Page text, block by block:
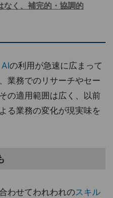
なく、補完的・協調的
AIの利用が急速に広まって
業務でのリサーチやセー
の適用範囲は広く、以前
る業務の変化が現実味を
わせてわれわれのスキル